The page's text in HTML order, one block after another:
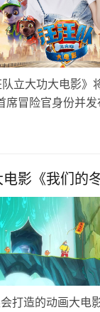
立大功大电影》
冒险官身份并
影《我们的
打造的动画大电